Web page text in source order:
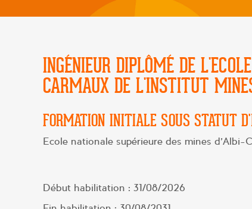
INGÉNIEUR DIPLÔMÉ DE
CARMAUX DE L'INSTITUT
FORMATION INITIALE SOUS STATUT
Ecole nationale supérieure des mines d'Albi-
Début habilitation : 31/08/2026